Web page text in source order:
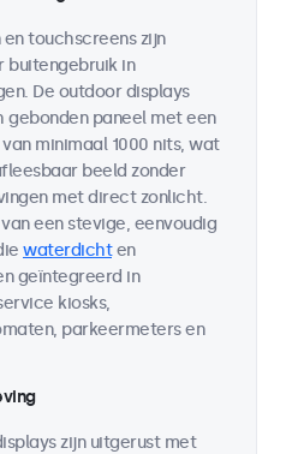
touchscreens zijn
buitengebruik in
De outdoor displays
gebonden paneel met een
van minimaal 1000 nits, wat
beeld zonder
met direct zonlicht.
een stevige, eenvoudig
waterdichten
geïntegreerd in
kiosks,
parkeermeters en
zijn uitgerust met